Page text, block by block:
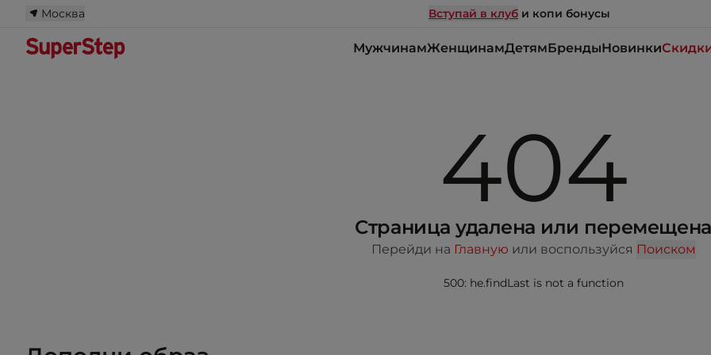
Москва Вступай в клуб и копи бонусы
МужчинамЖенщинамДетямБрендыНовинки
404
Страница удалена или перемещена
Перейди на Главную или воспользуйся Поиском
500: he.findLast is not a function